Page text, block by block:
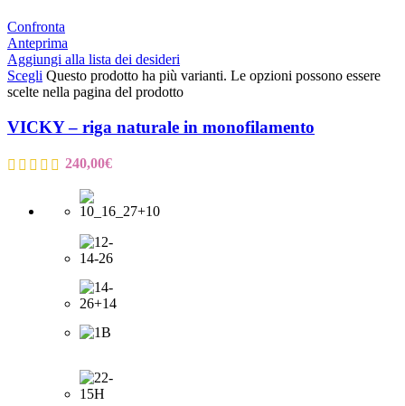
Confronta
Anteprima
Aggiungi alla lista dei desideri
Scegli Questo prodotto ha più varianti. Le opzioni possono essere
scelte nella pagina del prodotto
VICKY – riga naturale in monofilamento
240,00€